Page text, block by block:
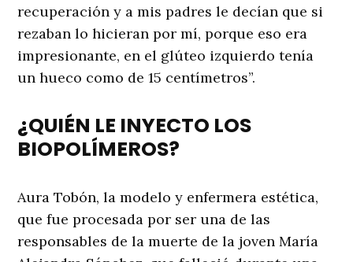
recuperación y a mis padres le decían que si
rezaban lo hicieran por mí, porque eso era
impresionante, en el glúteo izquierdo tenía
un hueco como de 15 centímetros”.
¿QUIÉN LE INYECTO LOS
BIOPOLÍMEROS?
Aura Tobón, la modelo y enfermera estética,
que fue procesada por ser una de las
responsables de la muerte de la joven María